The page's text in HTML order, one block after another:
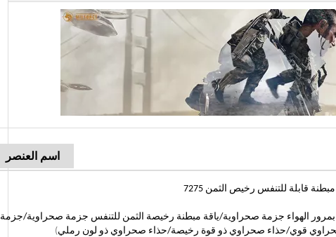
اسم العنصر
قابلة للتنفس رخيص الثمن 7275
الهواء جزمة صحراوية/ياقة مبطنة رخيصة الثمن للتنفس جزمة صحراوية/جزمة
قوي/حذاء صحراوي ذو قوة رخيصة/حذاء صحراوي ذو لون رملي)